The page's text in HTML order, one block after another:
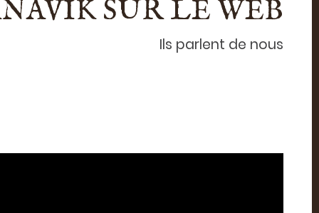
SUR LE WEB
Ils parlent de nous